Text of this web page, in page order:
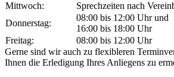
Mittwoch:
Sprechzeiten nach
Donnerstag:
08:00 bis 12:00 Uhr und
16:00 bis 18:00 Uhr
Freitag:
08:00 bis 12:00 Uhr
Gerne sind wir auch zu flexibleren
Ihnen die Erledigung Ihres Anliegens zu